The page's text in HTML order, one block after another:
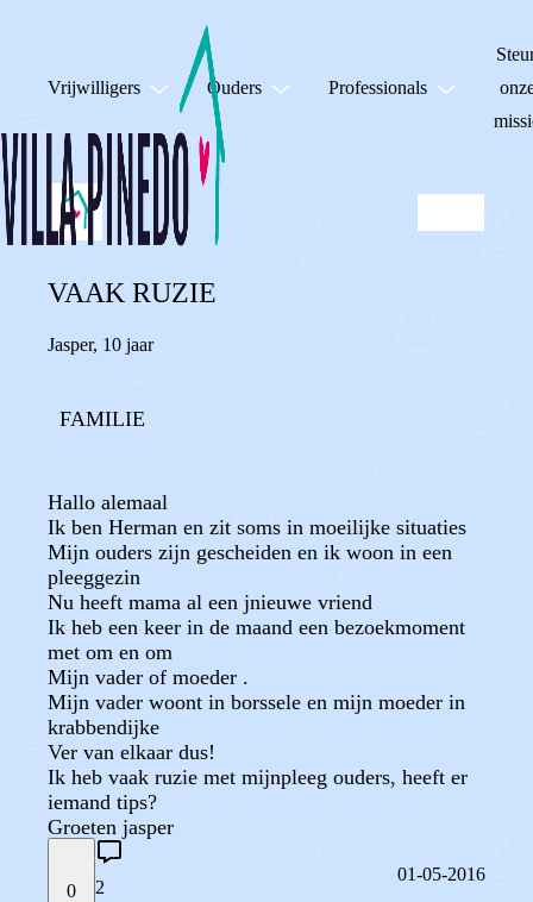
Vrijwilligers Ouders Professionals
VAAK RUZIE
Jasper, 10 jaar
FAMILIE
Hallo alemaal
Ik ben Herman en zit soms in moeilijke situaties
Mijn ouders zijn gescheiden en ik woon in een
pleeggezin
Nu heeft mama al een jnieuwe vriend
Ik heb een keer in de maand een bezoekmoment
met om en om
Mijn vader of moeder .
Mijn vader woont in borssele en mijn moeder in
krabbendijke
Ver van elkaar dus!
Ik heb vaak ruzie met mijnpleeg ouders, heeft er
iemand tips?
Groeten jasper
0 2
01-05-2016